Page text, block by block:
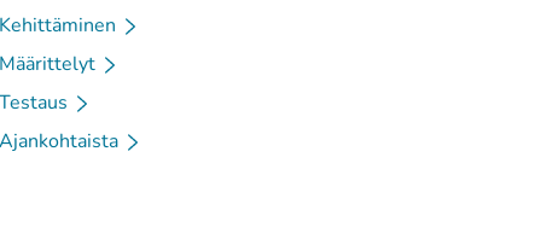
Kehittäminen
Määrittelyt
Testaus
Ajankohtaista